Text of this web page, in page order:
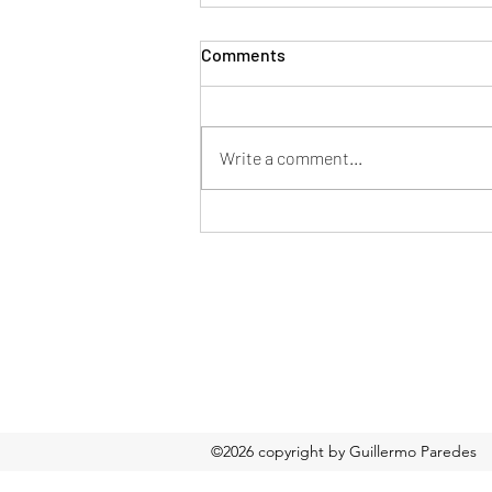
Mentor en tu nueva pega
Comments
Write a comment...
©2026 copyright by Guillermo Paredes